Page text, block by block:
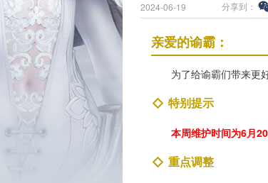
2024-06-19 分享到：
亲爱的谕霸：
为了给谕霸们带来更
特别提示
本周维护时间为6月
重点调整